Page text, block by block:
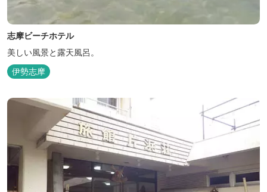
志摩ビーチホテル
美しい風景と露天風呂。
伊勢志摩